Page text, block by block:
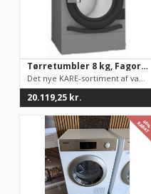
Tørretumbler 8 kg, Fagor SRP-08-TP2 CONCEPT
Det nye KARE-sortiment af vaskemaskiner og tørretumblere er bl...
20.119,25 kr.
46%
RABAT